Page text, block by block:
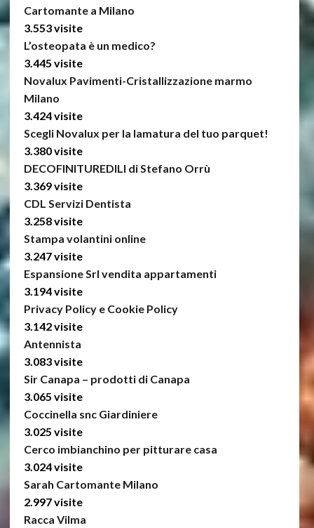
Cartomante a Milano
3.553 visite
L’osteopata è un medico?
3.445 visite
Novalux Pavimenti-Cristallizzazione marmo
Milano
3.424 visite
Scegli Novalux per la lamatura del tuo parquet!
3.380 visite
DECOFINITUREDILI di Stefano Orrù
3.369 visite
CDL Servizi Dentista
3.258 visite
Stampa volantini online
3.247 visite
Espansione Srl vendita appartamenti
3.194 visite
Privacy Policy e Cookie Policy
3.142 visite
Antennista
3.083 visite
Sir Canapa – prodotti di Canapa
3.065 visite
Coccinella snc Giardiniere
3.025 visite
Cerco imbianchino per pitturare casa
3.024 visite
Sarah Cartomante Milano
2.997 visite
Racca Vilma